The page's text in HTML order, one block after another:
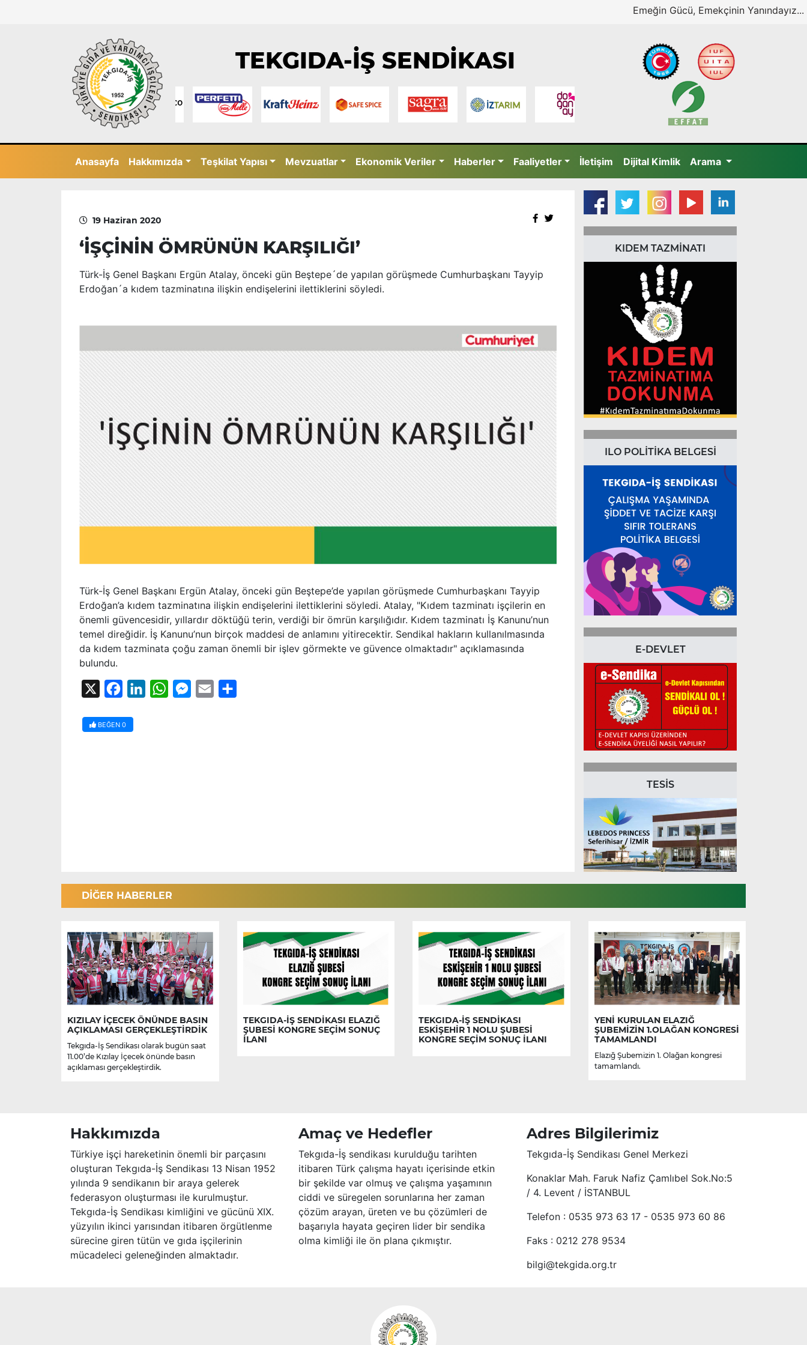
Emeğin Gücü, Emekçinin Yanındayız...
TEKGIDA-İŞ SENDİKASI
Anasayfa Hakkımızda Teşkilat Yapısı Mevzuatlar Ekonomik Veriler Haberler Faaliyetler İletişim Dijital Kimlik Arama
19 Haziran 2020
‘İŞÇİNİN ÖMRÜNÜN KARŞILIĞI’
Türk-İş Genel Başkanı Ergün Atalay, önceki gün Beştepe´de yapılan görüşmede Cumhurbaşkanı Tayyip
Erdoğan´a kıdem tazminatına ilişkin endişelerini ilettiklerini söyledi.
Türk-İş Genel Başkanı Ergün Atalay, önceki gün Beştepe’de yapılan görüşmede Cumhurbaşkanı Tayyip
Erdoğan’a kıdem tazminatına ilişkin endişelerini ilettiklerini söyledi. Atalay, "Kıdem tazminatı işçilerin en
önemli güvencesidir, yıllardır döktüğü terin, verdiği bir ömrün karşılığıdır. Kıdem tazminatı İş Kanunu’nun
temel direğidir. İş Kanunu’nun birçok maddesi de anlamını yitirecektir. Sendikal hakların kullanılmasında
da kıdem tazminata çoğu zaman önemli bir işlev görmekte ve güvence olmaktadır" açıklamasında
bulundu.
FacebookLinkedInWhatsAppMessenger
Email
BEĞEN 0
KIDEM TAZMİNATI
ILO POLİTİKA BELGESİ
E-DEVLET
TESİS
DİĞER HABERLER
KIZILAY İÇECEK ÖNÜNDE BASIN
AÇIKLAMASI GERÇEKLEŞTİRDİK
Tekgıda-İş Sendikası olarak bugün saat
11.00’de Kızılay İçecek önünde basın
açıklaması gerçekleştirdik.
TEKGIDA-İŞ SENDİKASI ELAZIĞ
ŞUBESİ KONGRE SEÇİM SONUÇ
İLANI
TEKGIDA-İŞ SENDİKASI
ESKİŞEHİR 1 NOLU ŞUBESİ
KONGRE SEÇİM SONUÇ İLANI
YENİ KURULAN ELAZIĞ
ŞUBEMİZİN 1.OLAĞAN KONGRESİ
TAMAMLANDI
Elazığ Şubemizin 1. Olağan kongresi
tamamlandı.
Hakkımızda
Türkiye işçi hareketinin önemli bir parçasını
oluşturan Tekgıda-İş Sendikası 13 Nisan 1952
yılında 9 sendikanın bir araya gelerek
federasyon oluşturması ile kurulmuştur.
Tekgıda-İş Sendikası kimliğini ve gücünü XIX.
yüzyılın ikinci yarısından itibaren örgütlenme
sürecine giren tütün ve gıda işçilerinin
mücadeleci geleneğinden almaktadır.
Amaç ve Hedefler
Tekgıda-İş sendikası kurulduğu tarihten
itibaren Türk çalışma hayatı içerisinde etkin
bir şekilde var olmuş ve çalışma yaşamının
ciddi ve süregelen sorunlarına her zaman
çözüm arayan, üreten ve bu çözümleri de
başarıyla hayata geçiren lider bir sendika
olma kimliği ile ön plana çıkmıştır.
Adres Bilgilerimiz
Tekgıda-İş Sendikası Genel Merkezi
Konaklar Mah. Faruk Nafiz Çamlıbel Sok.No:5
/ 4. Levent / İSTANBUL
Telefon : 0535 973 63 17 - 0535 973 60 86
Faks : 0212 278 9534
bilgi@tekgida.org.tr